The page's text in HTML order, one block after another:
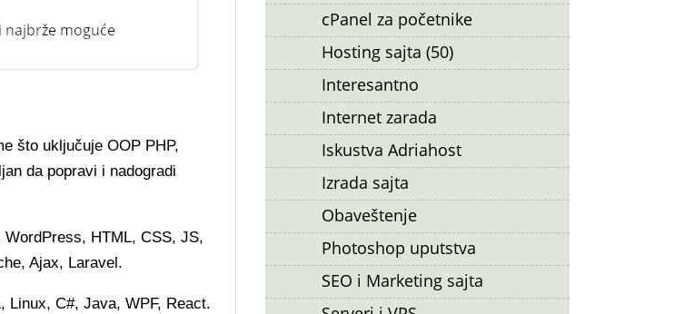
što uključuje OOP PHP,
da popravi i nadogradi
WordPress, HTML, CSS, JS,
Ajax, Laravel.
Linux, C#, Java, WPF, React.
cPanel za početnike
Hosting sajta (50)
Interesantno
Internet zarada
Iskustva Adriahost
Izrada sajta
Obaveštenje
Photoshop uputstva
SEO i Marketing sajta